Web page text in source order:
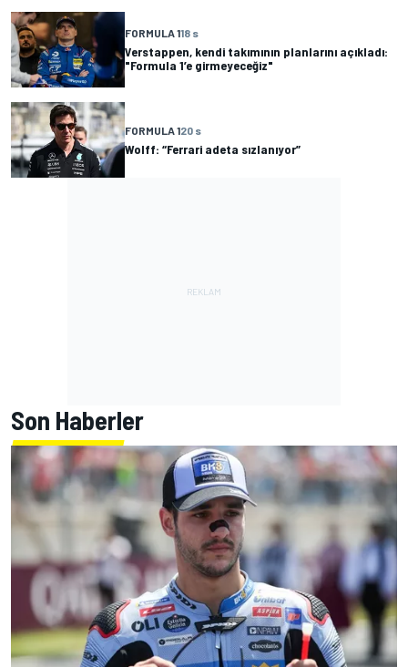
FORMULA 118 s
Verstappen, kendi takımının planlarını açıkladı:
"Formula 1’e girmeyeceğiz"
FORMULA 120 s
Wolff: “Ferrari adeta sızlanıyor”
Son Haberler